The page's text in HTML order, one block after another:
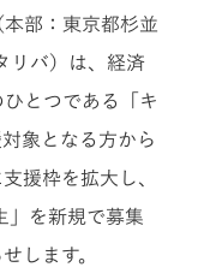
部：東京都杉並
リバ）は、経済
とつである「キ
象となる方から
援枠を拡大し、
」を新規で募集
します。